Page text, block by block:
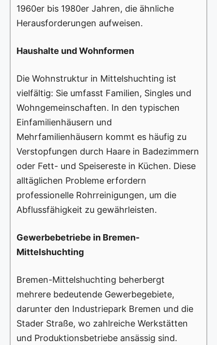
1960er bis 1980er Jahren, die ähnliche
Herausforderungen aufweisen.
Haushalte und Wohnformen
Die Wohnstruktur in Mittelshuchting ist
vielfältig: Sie umfasst Familien, Singles und
Wohngemeinschaften. In den typischen
Einfamilienhäusern und
Mehrfamilienhäusern kommt es häufig zu
Verstopfungen durch Haare in Badezimmern
oder Fett- und Speisereste in Küchen. Diese
alltäglichen Probleme erfordern
professionelle Rohrreinigungen, um die
Abflussfähigkeit zu gewährleisten.
Gewerbebetriebe in Bremen-
Mittelshuchting
Bremen-Mittelshuchting beherbergt
mehrere bedeutende Gewerbegebiete,
darunter den Industriepark Bremen und die
Stader Straße, wo zahlreiche Werkstätten
und Produktionsbetriebe ansässig sind.